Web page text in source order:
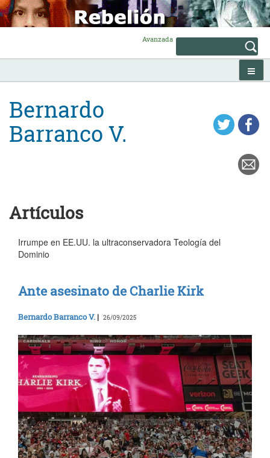
Skip
to
content
Avanzada
Bernardo
Barranco V.
Artículos
Irrumpe en EE.UU. la ultraconservadora Teología del
Dominio
Ante asesinato de Charlie Kirk
Bernardo Barranco V. | 26/09/2025